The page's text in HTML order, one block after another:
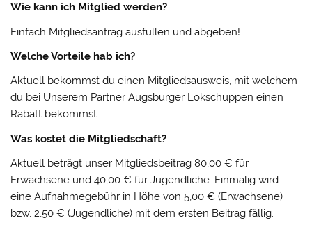
Wie kann ich Mitglied werden?
Einfach Mitgliedsantrag ausfüllen und abgeben!
Welche Vorteile hab ich?
Aktuell bekommst du einen Mitgliedsausweis, mit welchem
du bei Unserem Partner Augsburger Lokschuppen einen
Rabatt bekommst.
Was kostet die Mitgliedschaft?
Aktuell beträgt unser Mitgliedsbeitrag 80,00 € für
Erwachsene und 40,00 € für Jugendliche. Einmalig wird
eine Aufnahmegebühr in Höhe von 5,00 € (Erwachsene)
bzw. 2,50 € (Jugendliche) mit dem ersten Beitrag fällig.